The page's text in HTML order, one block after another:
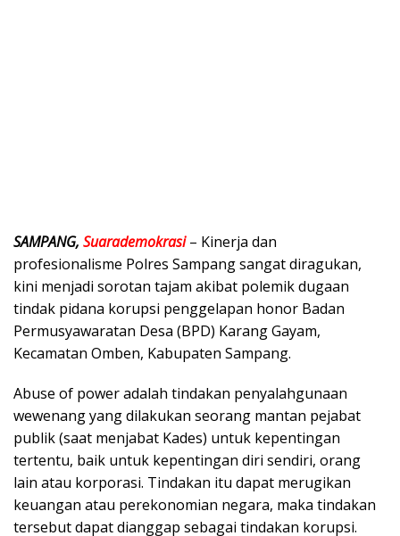
SAMPANG, Suarademokrasi– Kinerja dan
profesionalisme Polres Sampang sangat diragukan,
kini menjadi sorotan tajam akibat polemik dugaan
tindak pidana korupsi penggelapan honor Badan
Permusyawaratan Desa (BPD) Karang Gayam,
Kecamatan Omben, Kabupaten Sampang.
Abuse of power adalah tindakan penyalahgunaan
wewenang yang dilakukan seorang mantan pejabat
publik (saat menjabat Kades) untuk kepentingan
tertentu, baik untuk kepentingan diri sendiri, orang
lain atau korporasi. Tindakan itu dapat merugikan
keuangan atau perekonomian negara, maka tindakan
tersebut dapat dianggap sebagai tindakan korupsi.